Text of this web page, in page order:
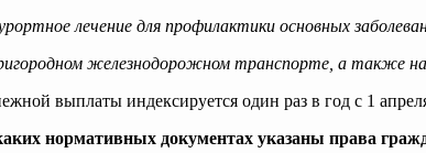
лечение для профилактики основных
железнодорожном транспорте, а также
выплаты индексируется один раз в год с 1
нормативных документах указаны права